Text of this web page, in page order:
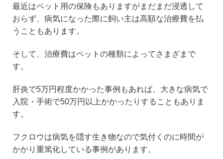
最近はペット用の保険もありますがまだまだ浸透して
おらず、病気になった際に飼い主は高額な治療費を払
うこともあります。
そして、治療費はペットの種類によってさまざまで
す。
肝炎で5万円程度かかった事例もあれば、大きな病気で
入院・手術で50万円以上かかったりすることもありま
す。
フクロウは病気を隠す生き物なので気付くのに時間が
かかり重篤化している事例があります。